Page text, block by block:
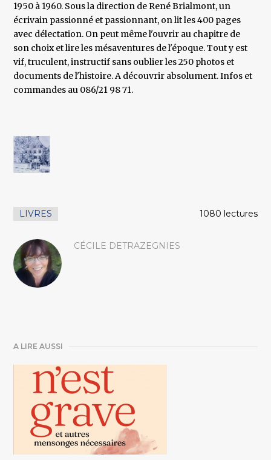
1950 à 1960. Sous la direction de René Brialmont, un
écrivain passionné et passionnant, on lit les 400 pages
avec délectation. On peut même l'ouvrir au chapitre de
son choix et lire les mésaventures de l'époque. Tout y est
vif, truculent, instructif sans oublier les 250 photos et
documents de l'histoire. A découvrir absolument. Infos et
commandes au 086/21 98 71.
LIVRES 1080 lectures
CÉCILE DETRAZEGNIES
A LIRE AUSSI